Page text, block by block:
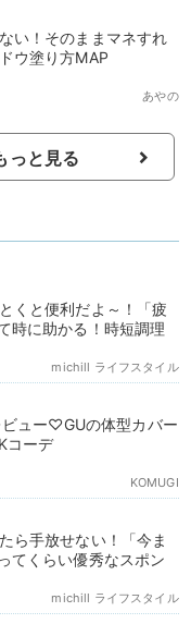
い！そのままマネすれ
ウ塗り方MAP
あやの
っと見る
くと便利だよ～！「疲
時に助かる！時短調理
michill ライフスタイル
ュー♡GUの体型カバー
コーデ
KOMUGI
ら手放せない！「今ま
てくらい優秀なスポン
michill ライフスタイル